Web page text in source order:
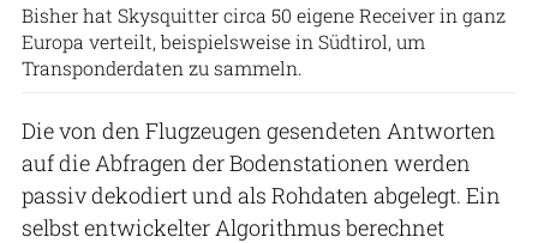
Bisher hat Skysquitter circa 50 eigene Receiver in ganz
Europa verteilt, beispielsweise in Südtirol, um
Transponderdaten zu sammeln.
Die von den Flugzeugen gesendeten Antworten
auf die Abfragen der Bodenstationen werden
passiv dekodiert und als Rohdaten abgelegt. Ein
selbst entwickelter Algorithmus berechnet